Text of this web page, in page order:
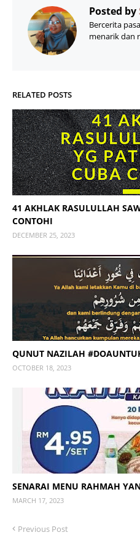
Posted by
Bercerita
menarik dan
RELATED POSTS
41 AKHLAK RASULULLAH
CONTOHI
DECEMBER 25, 2023
QUNUT NAZILAH
OCTOBER 18, 2023
SENARAI MENU RAHMAH
MARCH 17, 2023
Previous Post